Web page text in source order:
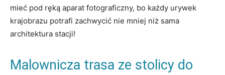
mieć‍ pod​ ręką aparat fotograficzny, ‍bo każdy⁣ urywek
krajobrazu potrafi zachwycić nie mniej ‌niż sama
architektura ⁤stacji!
Malownicza trasa ze stolicy ‌do​